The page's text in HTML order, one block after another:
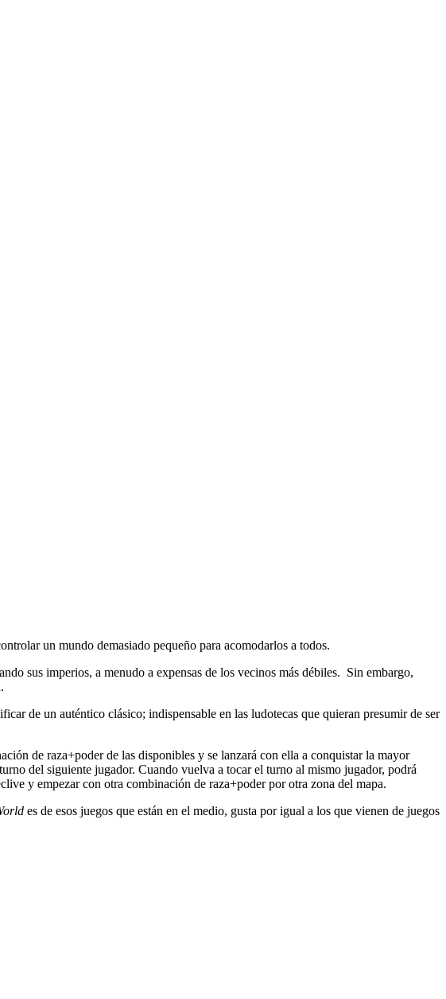
un mundo demasiado pequeño para acomodarlos a todos.
sus imperios, a menudo a expensas de los vecinos más débiles. Sin embargo,
de un auténtico clásico; indispensable en las ludotecas que quieran presumir de ser
de raza+poder de las disponibles y se lanzará con ella a conquistar la mayor
del siguiente jugador. Cuando vuelva a tocar el turno al mismo jugador, podrá
y empezar con otra combinación de raza+poder por otra zona del mapa.
es de esos juegos que están en el medio, gusta por igual a los que vienen de juegos